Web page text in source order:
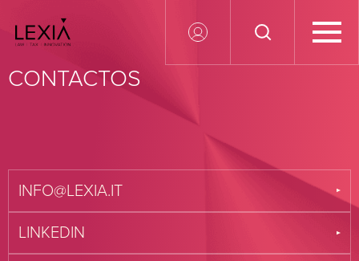
Search for:
CONTACTOS
INFO@LEXIA.IT
LINKEDIN